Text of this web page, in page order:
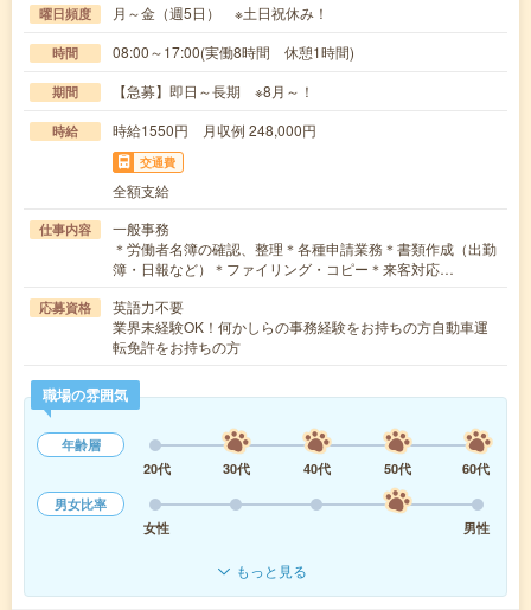
曜日頻度 月～金（週5日） ※土日祝休み！
時間 08:00～17:00(実働8時間 休憩1時間)
期間 【急募】即日～長期 ※8月～！
時給 時給1550円 月収例 248,000円
交通費
全額支給
仕事内容
一般事務
＊労働者名簿の確認、整理＊各種申請業務＊書類作成（出勤
簿・日報など）＊ファイリング・コピー＊来客対応…
応募資格
英語力不要
業界未経験OK！何かしらの事務経験をお持ちの方自動車運
転免許をお持ちの方
職場の雰囲気
年齢層
20代
30代 40代 50代
60代
男女比率
女性
男性
もっと見る